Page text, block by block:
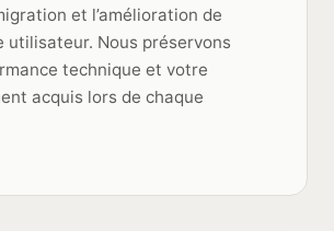
et l’amélioration de
utilisateur. Nous préservons
technique et votre
acquis lors de chaque